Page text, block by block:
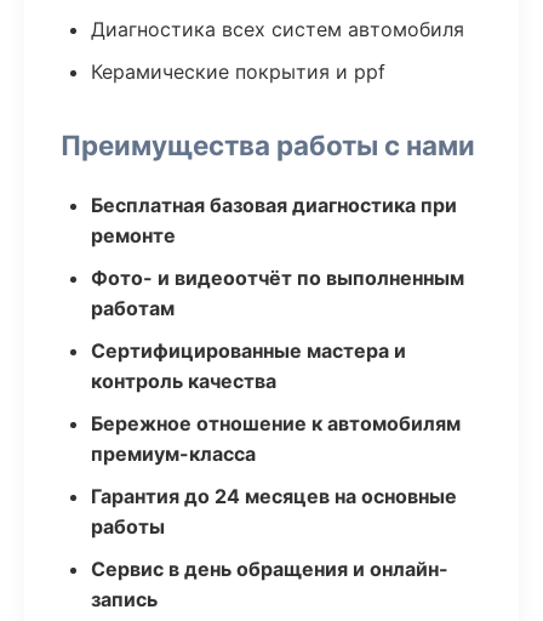
Диагностика всех систем автомобиля
Керамические покрытия и ppf
Преимущества работы с нами
Бесплатная базовая диагностика при
ремонте
Фото- и видеоотчёт по выполненным
работам
Сертифицированные мастера и
контроль качества
Бережное отношение к автомобилям
премиум-класса
Гарантия до 24 месяцев на основные
работы
Сервис в день обращения и онлайн-
запись